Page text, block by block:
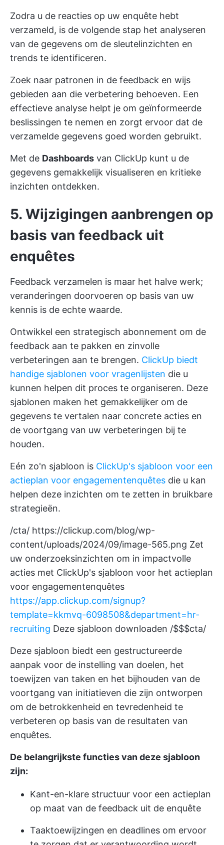
Zodra u de reacties op uw enquête hebt
verzameld, is de volgende stap het analyseren
van de gegevens om de sleutelinzichten en
trends te identificeren.
Zoek naar patronen in de feedback en wijs
gebieden aan die verbetering behoeven. Een
effectieve analyse helpt je om geïnformeerde
beslissingen te nemen en zorgt ervoor dat de
verzamelde gegevens goed worden gebruikt.
Met de Dashboards van ClickUp kunt u de
gegevens gemakkelijk visualiseren en kritieke
inzichten ontdekken.
5. Wijzigingen aanbrengen op
basis van feedback uit
enquêtes
Feedback verzamelen is maar het halve werk;
veranderingen doorvoeren op basis van uw
kennis is de echte waarde.
Ontwikkel een strategisch abonnement om de
feedback aan te pakken en zinvolle
verbeteringen aan te brengen. ClickUp biedt
handige sjablonen voor vragenlijsten die u
kunnen helpen dit proces te organiseren. Deze
sjablonen maken het gemakkelijker om de
gegevens te vertalen naar concrete acties en
de voortgang van uw verbeteringen bij te
houden.
Eén zo'n sjabloon is ClickUp's sjabloon voor een
actieplan voor engagementenquêtes die u kan
helpen deze inzichten om te zetten in bruikbare
strategieën.
/cta/ https://clickup.com/blog/wp-
content/uploads/2024/09/image-565.png Zet
uw onderzoeksinzichten om in impactvolle
acties met ClickUp's sjabloon voor het actieplan
voor engagementenquêtes
https://app.clickup.com/signup?
template=kkmvq-6098508&department=hr-
recruiting Deze sjabloon downloaden /$$$cta/
Deze sjabloon biedt een gestructureerde
aanpak voor de instelling van doelen, het
toewijzen van taken en het bijhouden van de
voortgang van initiatieven die zijn ontworpen
om de betrokkenheid en tevredenheid te
verbeteren op basis van de resultaten van
enquêtes.
De belangrijkste functies van deze sjabloon
zijn:
Kant-en-klare structuur voor een actieplan
op maat van de feedback uit de enquête
Taaktoewijzingen en deadlines om ervoor